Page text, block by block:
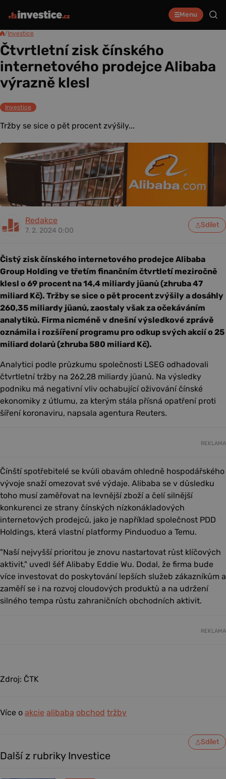
Menu
/Investice
Čtvrtletní zisk čínského
internetového prodejce Alibaba
výrazně klesl
Investice
Tržby se sice o pět procent zvýšily...
Redakce
7. 2. 2024 0:00
Sdílet
Čistý zisk čínského internetového prodejce Alibaba
Group Holding ve třetím finančním čtvrtletí meziročně
klesl o 69 procent na 14,4 miliardy jüanů (zhruba 47
miliard Kč). Tržby se sice o pět procent zvýšily a dosáhly
260,35 miliardy jüanů, zaostaly však za očekáváním
analytiků. Firma nicméně v dnešní výsledkové zprávě
oznámila i rozšíření programu pro odkup svých akcií o 25
miliard dolarů (zhruba 580 miliard Kč).
Analytici podle průzkumu společnosti LSEG odhadovali
čtvrtletní tržby na 262,28 miliardy jüanů. Na výsledky
podniku má negativní vliv ochabující oživování čínské
ekonomiky z útlumu, za kterým stála přísná opatření proti
šíření koronaviru, napsala agentura Reuters.
REKLAMA
Čínští spotřebitelé se kvůli obavám ohledně hospodářského
vývoje snaží omezovat své výdaje. Alibaba se v důsledku
toho musí zaměřovat na levnější zboží a čelí silnější
konkurenci ze strany čínských nízkonákladových
internetových prodejců, jako je například společnost PDD
Holdings, která vlastní platformy Pinduoduo a Temu.
"Naší nejvyšší prioritou je znovu nastartovat růst klíčových
aktivit," uvedl šéf Alibaby Eddie Wu. Dodal, že firma bude
více investovat do poskytování lepších služeb zákazníkům a
zaměří se i na rozvoj cloudových produktů a na udržení
silného tempa růstu zahraničních obchodních aktivit.
REKLAMA
Zdroj: ČTK
Více o akcie alibaba obchod tržby
Sdílet
Další z rubriky Investice